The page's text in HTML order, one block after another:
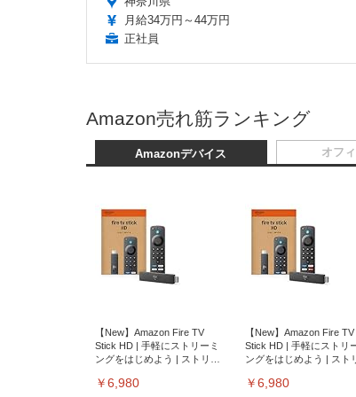
月給34万円～44万円
正社員
Amazon売れ筋ランキング
Amazonデバイス
【New】Amazon Fire TV
Stick HD | 手軽にストリーミ
ングをはじめよう | ストリー
￥6,980
【New】Amazon Fire TV
Stick HD | 手軽にストリ
ングをはじめよう | スト
￥6,980
オフ